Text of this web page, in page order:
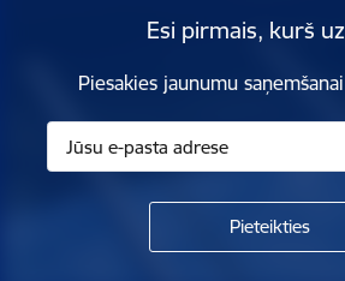
Esi pirmais, kurš
Piesakies jaunumu